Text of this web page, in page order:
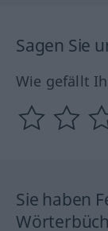
Sagen Sie
Wie gefällt
Sie haben